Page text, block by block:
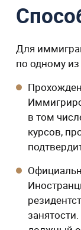
Для
по одному
в том
курсов,